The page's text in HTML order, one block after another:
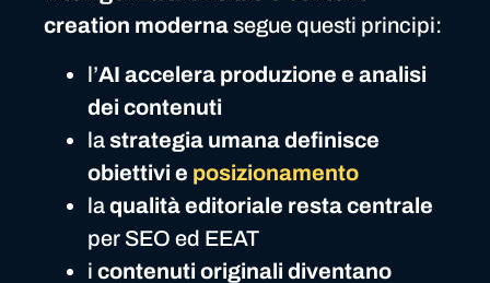
creation modernasegue questi principi:
l’AI accelera produzione e analisi
dei contenuti
lastrategia umana definisce
obiettivi e posizionamento
laqualità editoriale resta centrale
per SEO ed EEAT
i contenuti originali diventano